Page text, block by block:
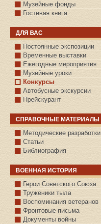
Музейные фонды
Гостевая книга
ДЛЯ ВАС
Постоянные экспозиции
Временные выставки
Ежегодные мероприятия
Музейные уроки
Конкурсы
Автобусные экскурсии
Прейскурант
СПРАВОЧНЫЕ МАТЕРИАЛЫ
Методические разработки
Статьи
Библиография
ВОЕННАЯ ИСТОРИЯ
С.КАЗАНСКОЕ
Герои Советского Союза
Труженики тыла
Воспоминания ветеранов
Фронтовые письма
Документы войны